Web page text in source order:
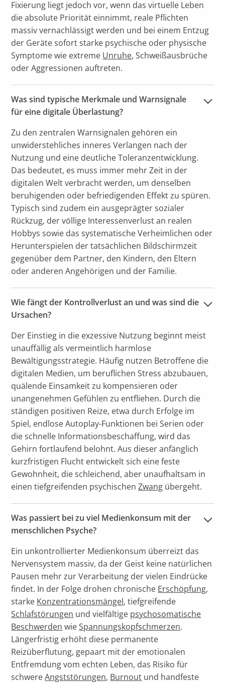
Fixierung liegt jedoch vor, wenn das virtuelle Leben
die absolute Priorität einnimmt, reale Pflichten
massiv vernachlässigt werden und bei einem Entzug
der Geräte sofort starke psychische oder physische
Symptome wie extreme Unruhe, Schweißausbrüche
oder Aggressionen auftreten.
Was sind typische Merkmale und Warnsignale
für eine digitale Überlastung?
Zu den zentralen Warnsignalen gehören ein
unwiderstehliches inneres Verlangen nach der
Nutzung und eine deutliche Toleranzentwicklung.
Das bedeutet, es muss immer mehr Zeit in der
digitalen Welt verbracht werden, um denselben
beruhigenden oder befriedigenden Effekt zu spüren.
Typisch sind zudem ein ausgeprägter sozialer
Rückzug, der völlige Interessenverlust an realen
Hobbys sowie das systematische Verheimlichen oder
Herunterspielen der tatsächlichen Bildschirmzeit
gegenüber dem Partner, den Kindern, den Eltern
oder anderen Angehörigen und der Familie.
Wie fängt der Kontrollverlust an und was sind die
Ursachen?
Der Einstieg in die exzessive Nutzung beginnt meist
unauffällig als vermeintlich harmlose
Bewältigungsstrategie. Häufig nutzen Betroffene die
digitalen Medien, um beruflichen Stress abzubauen,
quälende Einsamkeit zu kompensieren oder
unangenehmen Gefühlen zu entfliehen. Durch die
ständigen positiven Reize, etwa durch Erfolge im
Spiel, endlose Autoplay-Funktionen bei Serien oder
die schnelle Informationsbeschaffung, wird das
Gehirn fortlaufend belohnt. Aus dieser anfänglich
kurzfristigen Flucht entwickelt sich eine feste
Gewohnheit, die schleichend, aber unaufhaltsam in
einen tiefgreifenden psychischenZwang übergeht.
Was passiert bei zu viel Medienkonsum mit der
menschlichen Psyche?
Ein unkontrollierter Medienkonsum überreizt das
Nervensystem massiv, da der Geist keine natürlichen
Pausen mehr zur Verarbeitung der vielen Eindrücke
findet. In der Folge drohen chronische Erschöpfung,
starke Konzentrationsmängel, tiefgreifende
Schlafstörungen und vielfältige psychosomatische
Beschwerden wieSpannungskopfschmerzen.
Längerfristig erhöht diese permanente
Reizüberflutung, gepaart mit der emotionalen
Entfremdung vom echten Leben, das Risiko für
schwereAngststörungen, Burnout und handfeste